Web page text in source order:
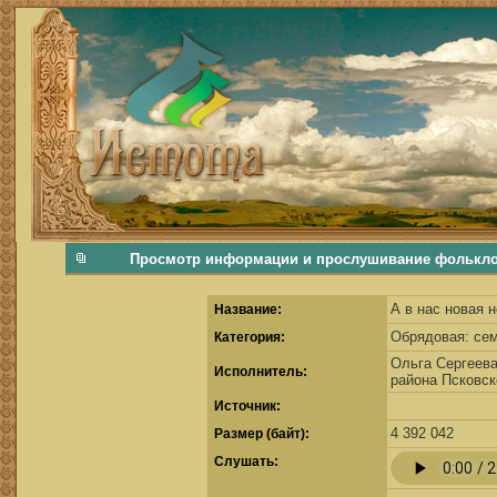
фольклорная музыка, фольклор хороводы бабушки русские народные песни послушать скачать каталог фольклора Скачать Поиск музыки, поиск фольклора, искать песни, как пели
Просмотр информации и прослушивание
Название: А в нас новая
Категория:
Обрядовая:
Исполнитель:
Ольга
района
Источник:
Размер (байт):
4 392 042
Cлушать: